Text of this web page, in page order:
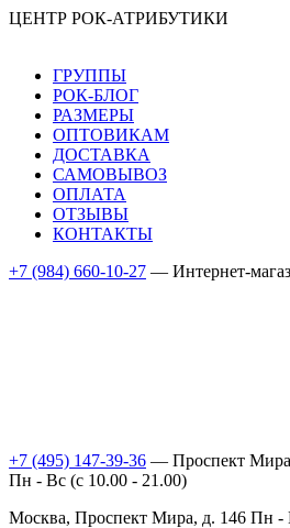
ЦЕНТР РОК-АТРИБУТИКИ
ГРУППЫ
РОК-БЛОГ
РАЗМЕРЫ
ОПТОВИКАМ
ДОСТАВКА
САМОВЫВОЗ
ОПЛАТА
ОТЗЫВЫ
КОНТАКТЫ
+7 (984) 660-10-27 — Интернет-
+7 (495) 147-39-36 — Проспект
Пн - Вс (c 10.00 - 21.00)
Москва, Проспект Мира, д. 146 Пн -